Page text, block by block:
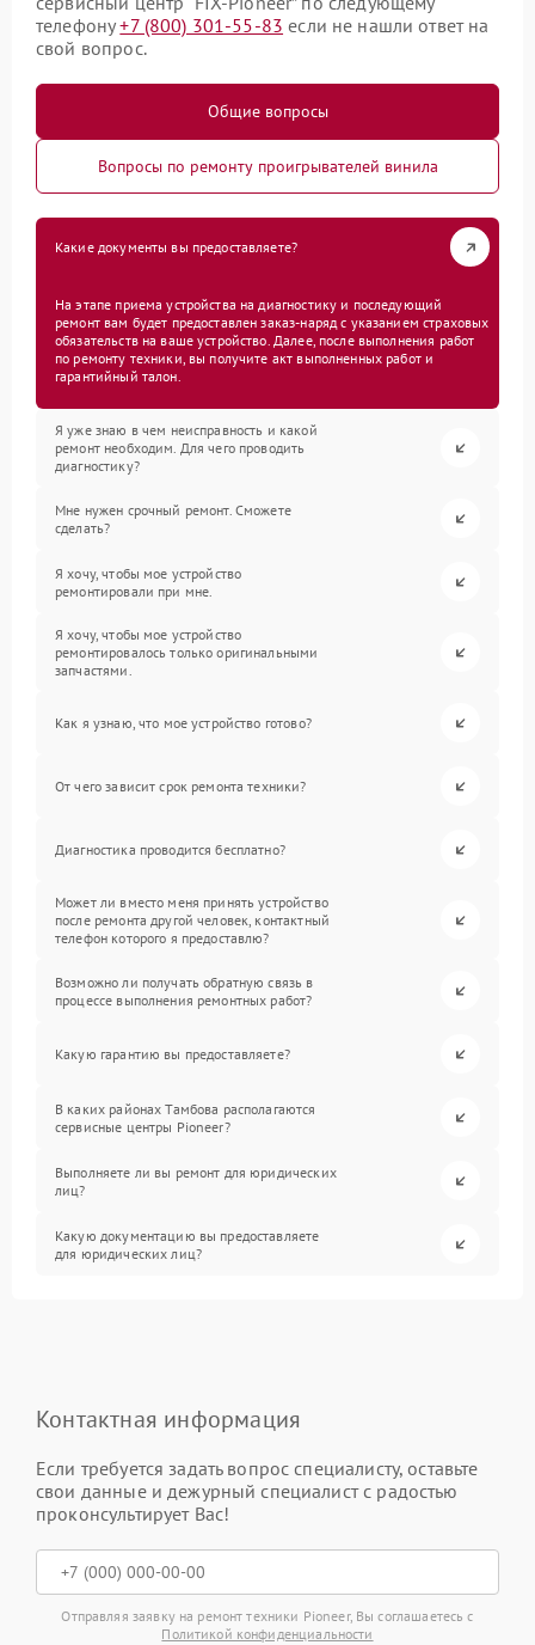
телефону+7 (800) 301-55-83 если не нашли ответ на
свой вопрос.
Общие вопросы
Вопросы по ремонту проигрывателей винила
Какие документы вы предоставляете?
На этапе приема устройства на диагностику и последующий
ремонт вам будет предоставлен заказ-наряд с указанием страховых
обязательств на ваше устройство. Далее, после выполнения работ
по ремонту техники, вы получите акт выполненных работ и
гарантийный талон.
Я уже знаю в чем неисправность и какой
ремонт необходим. Для чего проводить
диагностику?
Мне нужен срочный ремонт. Сможете
сделать?
Я хочу, чтобы мое устройство
ремонтировали при мне.
Я хочу, чтобы мое устройство
ремонтировалось только оригинальными
запчастями.
Как я узнаю, что мое устройство готово?
От чего зависит срок ремонта техники?
Диагностика проводится бесплатно?
Может ли вместо меня принять устройство
после ремонта другой человек, контактный
телефон которого я предоставлю?
Возможно ли получать обратную связь в
процессе выполнения ремонтных работ?
Какую гарантию вы предоставляете?
В каких районах Тамбова располагаются
сервисные центры Pioneer?
Выполняете ли вы ремонт для юридических
лиц?
Какую документацию вы предоставляете
для юридических лиц?
Контактная информация
Если требуется задать вопрос специалисту, оставьте
свои данные и дежурный специалист с радостью
проконсультирует Вас!
Отправляя заявку на ремонт техники Pioneer, Вы соглашаетесь с
Политикой конфиденциальности